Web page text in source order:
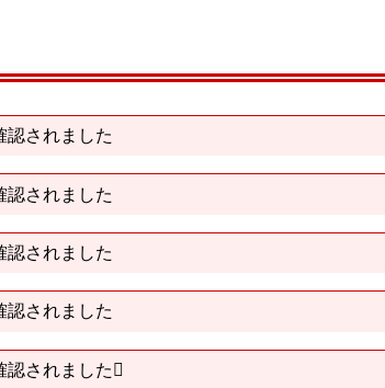
認されました
認されました
認されました
認されました
認されました